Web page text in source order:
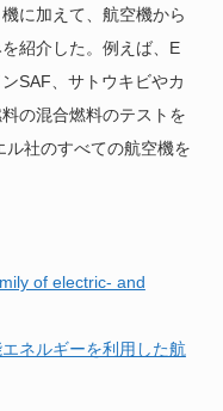
に加えて、航空機から
紹介した。例えば、E
SAF、サトウキビやカ
の混合燃料のテストを
社のすべての航空機を
of electric- and
ネルギーを利用した航